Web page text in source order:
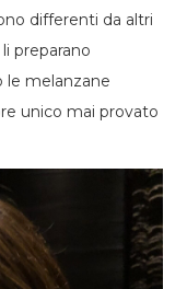
differenti da altri
preparano
le melanzane
unico mai provato